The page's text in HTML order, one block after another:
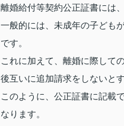
離婚給付等契約公正証書には
一般的には、未成年の子ども
です。
これに加えて、離婚に際して
後互いに追加請求をしないと
このように、公正証書に記載
なります。